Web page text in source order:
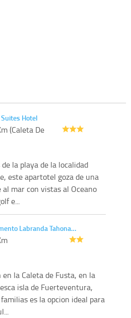
Hotel
(Caleta De
la playa de la localidad
este apartotel goza de una
mar con vistas al Oceano
e...
Labranda Tahona…
la Caleta de Fusta, en la
isla de Fuerteventura,
es la opcion ideal para